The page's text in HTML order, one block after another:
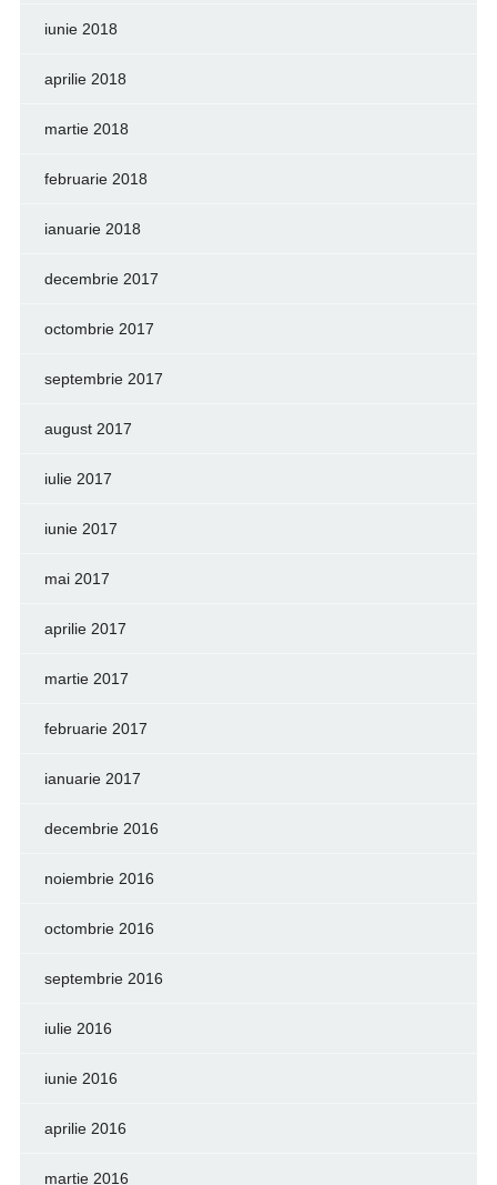
iunie 2018
aprilie 2018
martie 2018
februarie 2018
ianuarie 2018
decembrie 2017
octombrie 2017
septembrie 2017
august 2017
iulie 2017
iunie 2017
mai 2017
aprilie 2017
martie 2017
februarie 2017
ianuarie 2017
decembrie 2016
noiembrie 2016
octombrie 2016
septembrie 2016
iulie 2016
iunie 2016
aprilie 2016
martie 2016